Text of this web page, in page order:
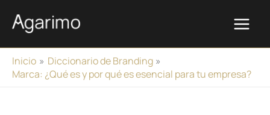
Inicio
Diccionario de Branding
Marca: ¿Qué es y por qué es esencial para tu empresa?